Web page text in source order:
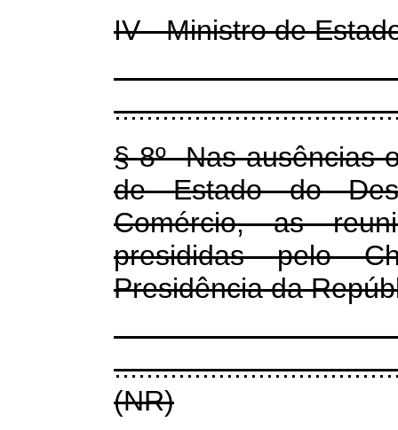
IV - Ministro de
§ 8ºNas ausências
de Estado do
Comércio, as
presididas pelo
Presidência da
(NR)